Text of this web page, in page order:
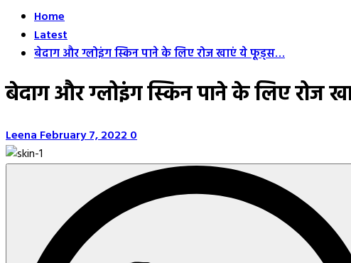
Home
Latest
बेदाग और ग्लोइंग स्किन पाने के लिए रोज खाएं ये फूड्स…
बेदाग और ग्लोइंग स्किन पाने के लिए रोज
LeenaFebruary 7, 20220